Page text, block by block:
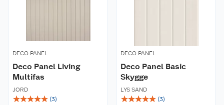
DECO PANEL
Deco Panel Living
Multifas
JORD
☆☆☆☆☆ (3)
DECO PANEL
Deco Panel Basic
Skygge
LYS SAND
☆☆☆☆☆ (3)